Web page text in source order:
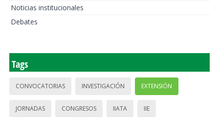
Noticias institucionales
Debates
Tags
CONVOCATORIAS INVESTIGACIÓN EXTENSIÓN
JORNADAS CONGRESOS IIATA IIE